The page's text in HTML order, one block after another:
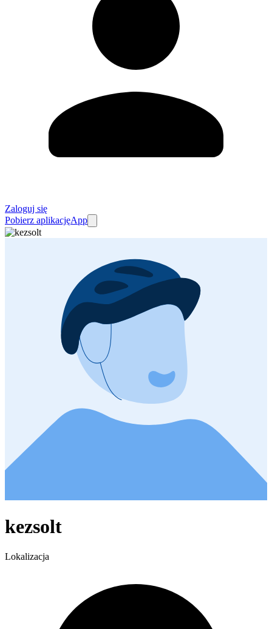
Zaloguj się
Pobierz aplikacjęApp
kezsolt
Lokalizacja